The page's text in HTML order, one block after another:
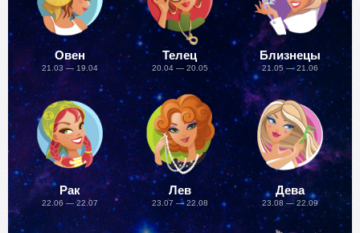
Овен
21.03 — 19.04
Телец
20.04 — 20.05
Близнецы
21.05 — 21.06
Рак
22.06 — 22.07
Лев
23.07 — 22.08
Дева
23.08 — 22.09